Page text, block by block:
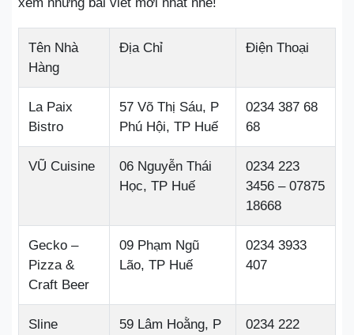
Tên Nhà
Hàng
Địa Chỉ Điện Thoại
La Paix
Bistro
57 Võ Thị Sáu, P
Phú Hội, TP Huế
0234 387 68
68
VŨ Cuisine
06 Nguyễn Thái
Học, TP Huế
0234 223
3456 – 07875
18668
Gecko –
Pizza &
Craft Beer
09 Phạm Ngũ
Lão, TP Huế
0234 3933
407
Sline
59 Lâm Hoằng, P
0234 222